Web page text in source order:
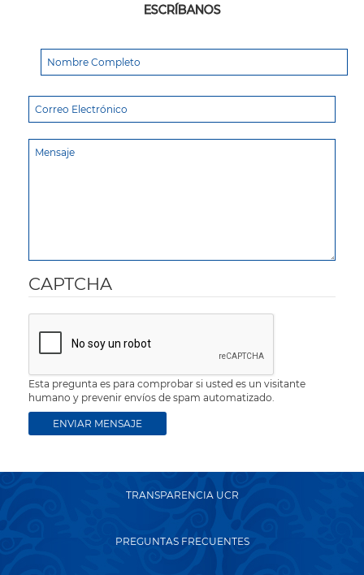
ESCRÍBANOS
CAPTCHA
Esta pregunta es para comprobar si usted es un visitante
humano y prevenir envíos de spam automatizado.
TRANSPARENCIA UCR
PREGUNTAS FRECUENTES